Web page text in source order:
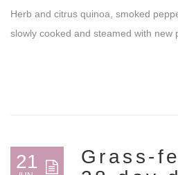
Herb and citrus quinoa, smoked
slowly cooked and steamed with new
21
Grass-